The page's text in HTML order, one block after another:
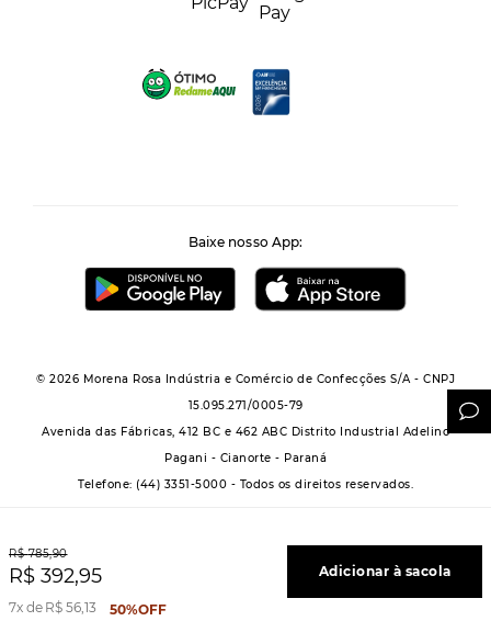
R$ 785,90
R$ 392,95
7 R$ 56,13 50%OFF
Adicionar à sacola
Baixe nosso App:
© 2026 Morena Rosa Indústria e Comércio de Confecções S/A - CNPJ
15.095.271/0005-79
Avenida das Fábricas, 412 BC e 462 ABC Distrito Industrial Adelino
Pagani - Cianorte - Paraná
Telefone: (44) 3351-5000 - Todos os direitos reservados.
Powered by Grupo Morena Rosa: Morena Rosa, Iódice, Maria Valentina, Zinco e